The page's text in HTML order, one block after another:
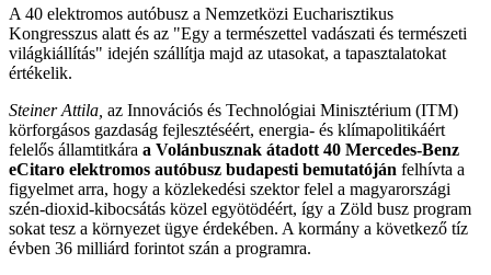
A 40 elektromos autóbusz a Nemzetközi Eucharisztikus
Kongresszus alatt és az "Egy a természettel vadászati és természeti
világkiállítás" idején szállítja majd az utasokat, a tapasztalatokat
értékelik.
Steiner Attila, az Innovációs és Technológiai Minisztérium (ITM)
körforgásos gazdaság fejlesztéséért, energia- és klímapolitikáért
felelős államtitkára a Volánbusznak átadott 40 Mercedes-Benz
eCitaro elektromos autóbusz budapesti bemutatóján felhívta a
figyelmet arra, hogy a közlekedési szektor felel a magyarországi
szén-dioxid-kibocsátás közel egyötödéért, így a Zöld busz program
sokat tesz a környezet ügye érdekében. A kormány a következő tíz
évben 36 milliárd forintot szán a programra.